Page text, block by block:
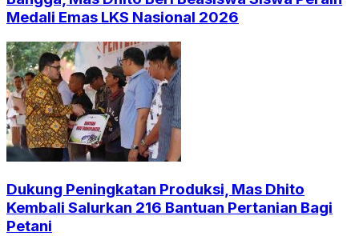
Medali Emas LKS Nasional 2026
Dukung Peningkatan Produksi, Mas Dhito
Kembali Salurkan 216 Bantuan Pertanian Bagi
Petani